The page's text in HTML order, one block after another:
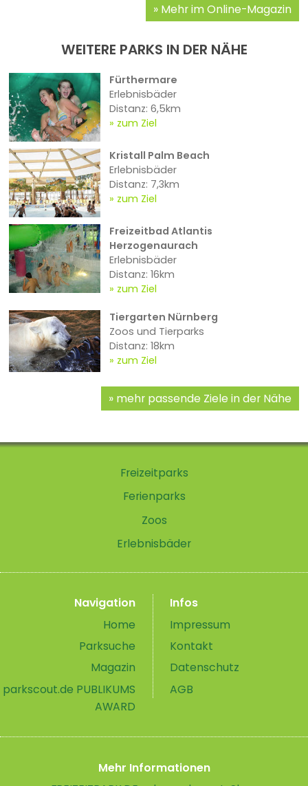
Mehr im Online-Magazin
WEITERE PARKS IN DER NÄHE
Fürthermare
Erlebnisbäder
Distanz: 6,5km
zum Ziel
Kristall Palm Beach
Erlebnisbäder
Distanz: 7,3km
zum Ziel
Freizeitbad Atlantis
Herzogenaurach
Erlebnisbäder
Distanz: 16km
zum Ziel
Tiergarten Nürnberg
Zoos und Tierparks
Distanz: 18km
zum Ziel
mehr passende Ziele in der Nähe
Freizeitparks
Ferienparks
Zoos
Erlebnisbäder
Navigation
Home
Parksuche
Magazin
parkscout.de PUBLIKUMS
AWARD
Infos
Impressum
Kontakt
Datenschutz
AGB
Mehr Informationen